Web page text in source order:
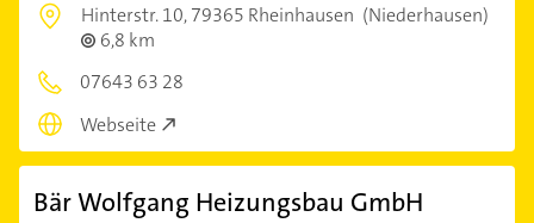
Hinterstr. 10,79365 Rheinhausen (Niederhausen)
6,8 km
07643 63 28
Webseite
Bär Wolfgang Heizungsbau GmbH